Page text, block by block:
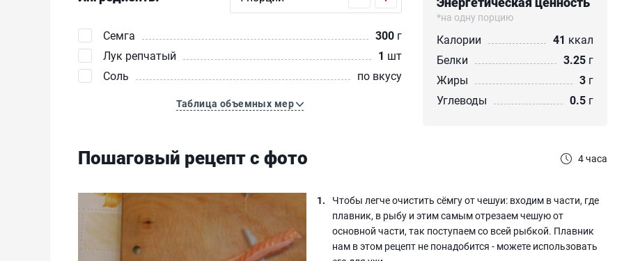
Семга 300 г
Лук репчатый
1 шт
Соль
по вкусу
Таблица объемных мер
*на одну порцию
Калории 41 ккал
Белки
3.25 г
Жиры
3 г
Углеводы
0.5 г
Пошаговый рецепт с фото 4 часа
Чтобы легче очистить сёмгу от чешуи: входим в части, где
плавник, в рыбу и этим самым отрезаем чешую от
основной части, так поступаем со всей рыбкой. Плавник
нам в этом рецепт не понадобится - можете использовать